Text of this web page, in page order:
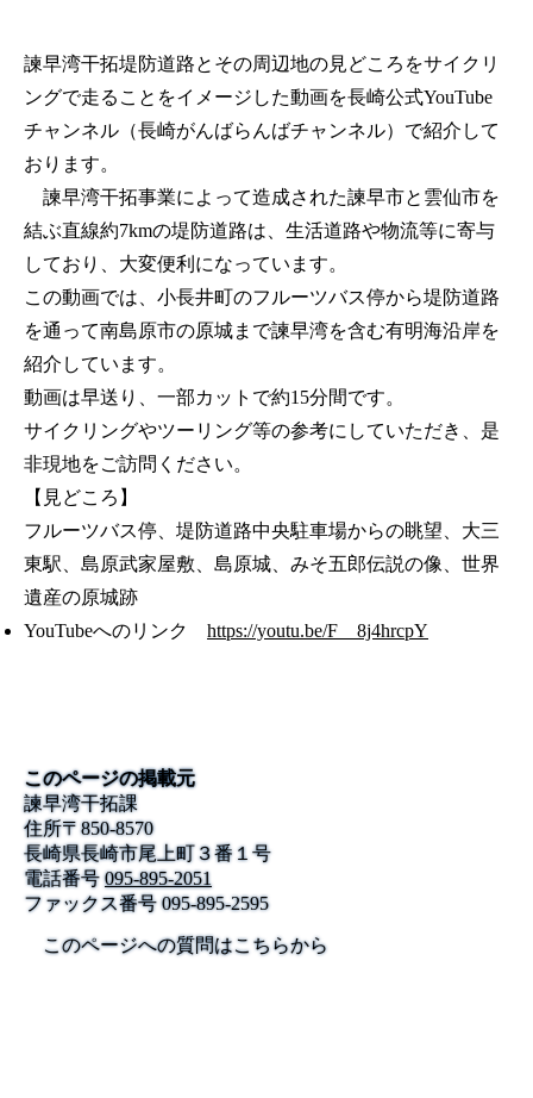
諫早湾干拓堤防道路とその周辺地の見どころをサイクリ
ングで走ることをイメージした動画を長崎公式YouTube
チャンネル（長崎がんばらんばチャンネル）で紹介して
おります。
諫早湾干拓事業によって造成された諫早市と雲仙市を
結ぶ直線約7kmの堤防道路は、生活道路や物流等に寄与
しており、大変便利になっています。
この動画では、小長井町のフルーツバス停から堤防道路
を通って南島原市の原城まで諫早湾を含む有明海沿岸を
紹介しています。
動画は早送り、一部カットで約15分間です。
サイクリングやツーリング等の参考にしていただき、是
非現地をご訪問ください。
【見どころ】
フルーツバス停、堤防道路中央駐車場からの眺望、大三
東駅、島原武家屋敷、島原城、みそ五郎伝説の像、世界
遺産の原城跡
YouTubeへのリンク https://youtu.be/F__8j4hrcpY
このページの掲載元
諫早湾干拓課
住所〒850-8570
長崎県長崎市尾上町３番１号
電話番号 095-895-2051
ファックス番号095-895-2595
このページへの質問はこちらから